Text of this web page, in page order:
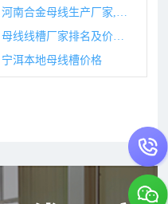
母线线槽厂家排名及价格,母线槽规格型号及价格
宁洱本地母线槽价格